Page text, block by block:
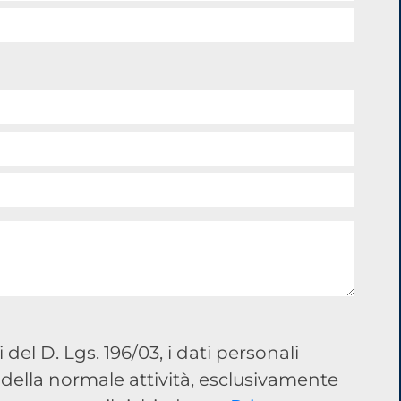
D. Lgs. 196/03, i dati personali
normale attività, esclusivamente